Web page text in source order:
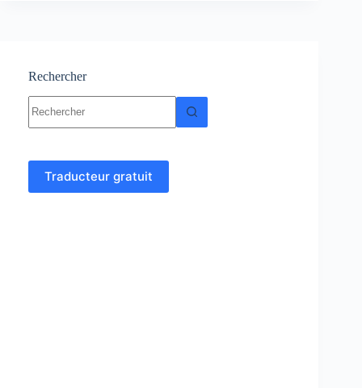
Rechercher
résultat
Traducteur gratuit